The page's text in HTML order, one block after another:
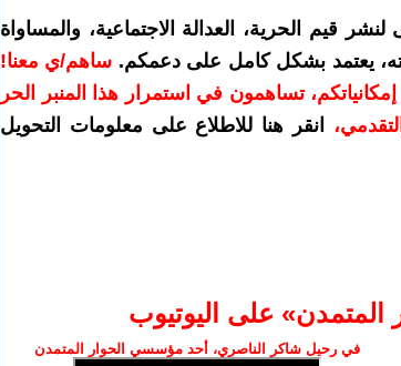
قيم الحرية، العدالة الاجتماعية، والمساواة
يعتمد بشكل كامل على دعمكم. ساهم/ي معنا!
حسب إمكانياتكم، تساهمون في استمرار هذا المنبر الحر
،
انقر هنا للاطلاع على معلومات التحويل
المتمدن» على اليوتيوب
في رحيل شاكر الناصري، أحد مؤسسي الحوار المتمدن